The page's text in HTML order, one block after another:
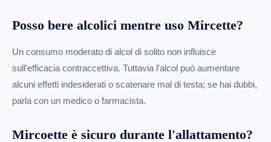
Posso bere alcolici mentre uso Mircette?
Un consumo moderato di alcol di solito non influisce
sull'efficacia contraccettiva. Tuttavia l'alcol può aumentare
alcuni effetti indesiderati o scatenare mal di testa; se hai dubbi,
parla con un medico o farmacista.
Mircoette è sicuro durante l'allattamento?